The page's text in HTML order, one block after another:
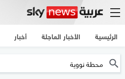
الرئيسية الأخبار العاجلة أخبار